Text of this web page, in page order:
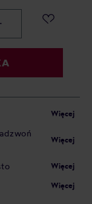
Więcej
Więcej
Więcej
Więcej